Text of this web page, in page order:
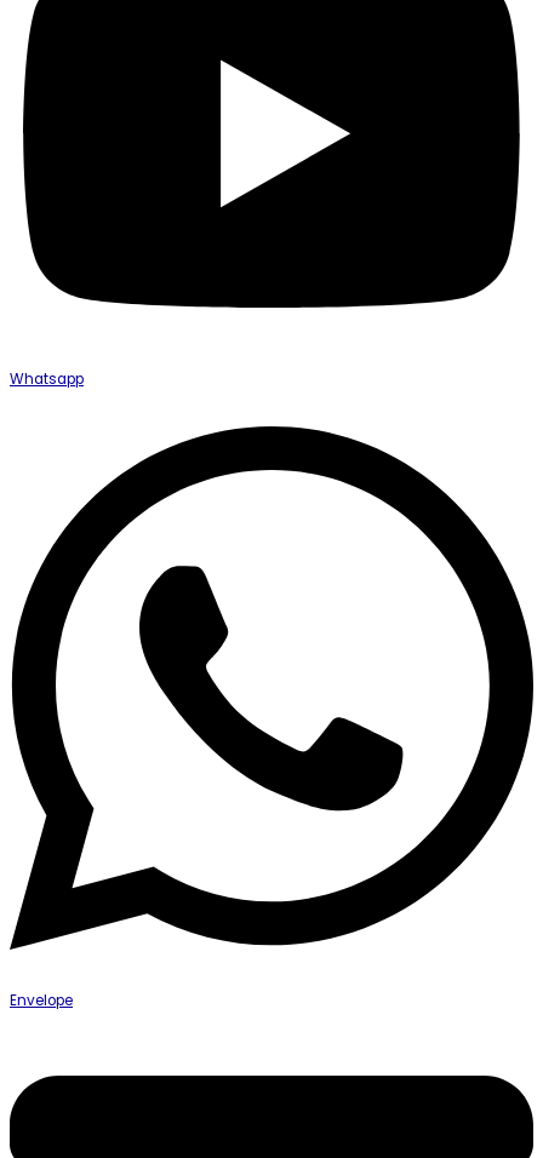
Whatsapp
Envelope